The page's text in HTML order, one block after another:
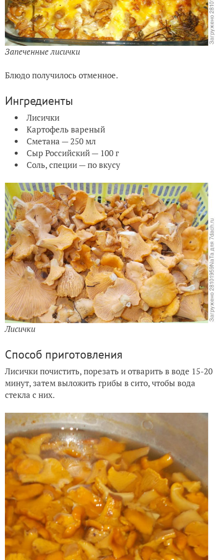
Запеченные лисички
Блюдо получилось отменное.
Ингредиенты
Лисички
Картофель вареный
Сметана — 250 мл
Сыр Российский — 100 г
Соль, специи — по вкусу
Лисички
Способ приготовления
Лисички почистить, порезать и отварить в воде 15-20
минут, затем выложить грибы в сито, чтобы вода
стекла с них.